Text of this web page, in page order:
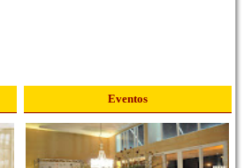
Eventos